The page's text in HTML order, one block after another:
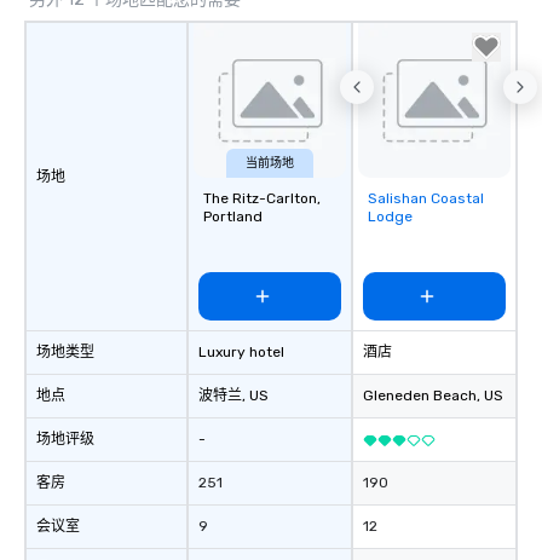
场地
场地类型
地点
场地评级
客房
会议室
当前场地
The Ritz-Carlton,
Portland
Luxury hotel
波特兰, US
-
251
9
Removed from
favorites
Salishan Coastal
Lodge
酒店
Gleneden Beach, US
190
12